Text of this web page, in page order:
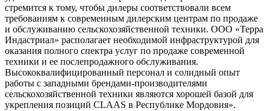
стремится к тому, чтобы дилеры соответствовали всем
требованиям к современным дилерским центрам по продаже
и обслуживанию сельскохозяйственной техники. ООО «Терра
Индастриал» располагает необходимой инфраструктурой для
оказания полного спектра услуг по продаже современной
техники и ее послепродажного обслуживания.
Высококвалифицированный персонал и солидный опыт
работы с западными брендами-производителями
сельскохозяйственной техники являются хорошей базой для
укрепления позиций CLAAS в Республике Мордовия».